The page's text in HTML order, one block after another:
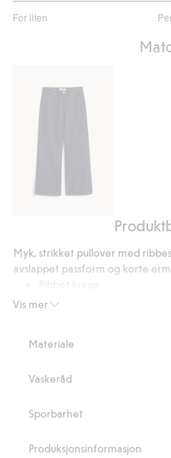
For liten
av
stemmer
high
Vis mer
Myk, strikket pullover med
avslappet passform og korte
Korte ermer
Inneholder 91 % resirkulert
Blended Recycled Polyester
Materiale
Vaskeråd
Sporbarhet
Produksjonsinformasjon